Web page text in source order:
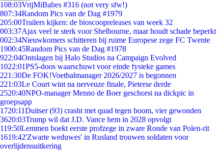
108:03VrijMiBabes #316 (not very sfw!)
807:34Random Pics van de Dag #1979
205:00Trailers kijken: de bioscoopreleases van week 32
003:37Ajax veel te sterk voor Shelbourne, maar houdt schade beperkt
002:34Nieuwkomers schitteren bij ruime Europese zege FC Twente
1900:45Random Pics van de Dag #1978
922:04Ontslagen bij Halo Studios na Campaign Evolved
1022:01PS5-doos waarschuwt voor einde fysieke games
221:30De FOK!Voetbalmanager 2026/2027 is begonnen
221:03Le Court wint na nerveuze finale, Pieterse derde
2520:40NPO-manager Menno de Boer geschorst na dickpic in
groepsapp
1720:11Duitser (93) crasht met quad tegen boom, vier gewonden
3620:03Trump wil dat J.D. Vance hem in 2028 opvolgt
119:50Lemmen boekt eerste profzege in zware Ronde van Polen-rit
1619:42'Zwarte weduwes' in Rusland trouwen soldaten voor
overlijdensuitkering